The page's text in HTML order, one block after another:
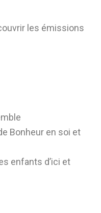
les émissions
Bonheur en soi et
enfants d’ici et